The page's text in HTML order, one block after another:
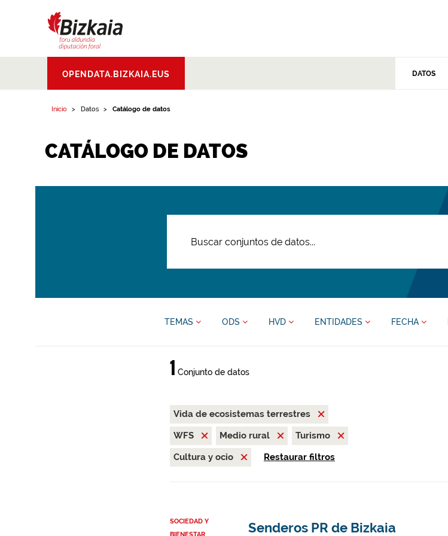
Aldundia.Diputacion
Foral de Bizkaia
OPENDATA.BIZKAIA.EUS DATOS
Inicio Datos Catálogo de datos
CATÁLOGO DE DATOS
TEMAS ODS HVD ENTIDADES FECHA
1 Conjunto de datos
Vida de ecosistemas terrestres
WFS
Medio rural
Turismo
Cultura y ocio
Restaurar filtros
SOCIEDAD Y
Senderos PR de Bizkaia